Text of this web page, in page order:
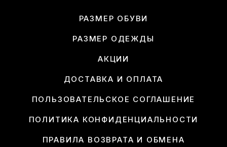
РАЗМЕР ОБУВИ
РАЗМЕР ОДЕЖДЫ
АКЦИИ
ДОСТАВКА И ОПЛАТА
ПОЛЬЗОВАТЕЛЬСКОЕ СОГЛАШЕНИЕ
ПОЛИТИКА КОНФИДЕНЦИАЛЬНОСТИ
ПРАВИЛА ВОЗВРАТА И ОБМЕНА